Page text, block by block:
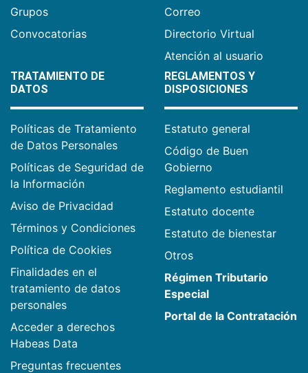
Grupos
Convocatorias
Correo
Directorio Virtual
Atención al usuario
TRATAMIENTO DE
DATOS
Políticas de Tratamiento
de Datos Personales
Políticas de Seguridad de
la Información
Aviso de Privacidad
Términos y Condiciones
Política de Cookies
Finalidades en el
tratamiento de datos
personales
Acceder a derechos
Habeas Data
Preguntas frecuentes
REGLAMENTOS Y
DISPOSICIONES
Estatuto general
Código de Buen
Gobierno
Reglamento estudiantil
Estatuto docente
Estatuto de bienestar
Otros
Régimen Tributario
Especial
Portal de la Contratación